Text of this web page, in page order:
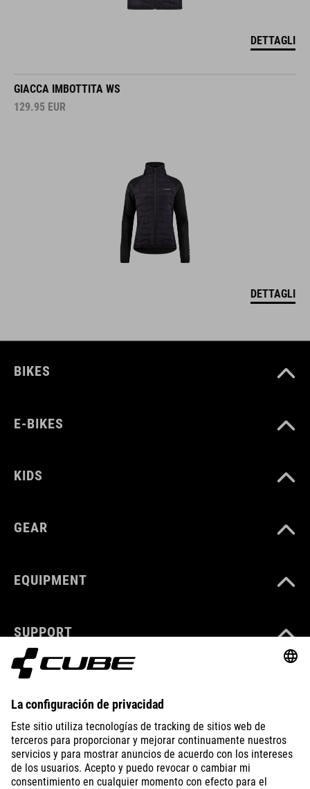
DETTAGLI
GIACCA IMBOTTITA WS
129.95 EUR
DETTAGLI
BIKES
E-BIKES
KIDS
GEAR
EQUIPMENT
SUPPORT
ABOUT US
EXPLORE